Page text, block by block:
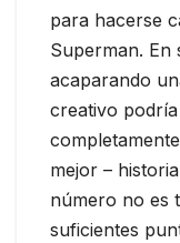
para hacerse
Superman. En
acaparando
creativo
mejor –
número no es
suficientes